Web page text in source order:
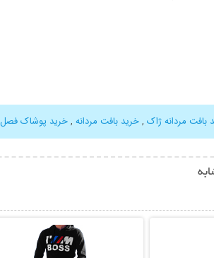
بافت مردانه ژاک ,خرید بافت مردانه ,خرید پوشاک فصل